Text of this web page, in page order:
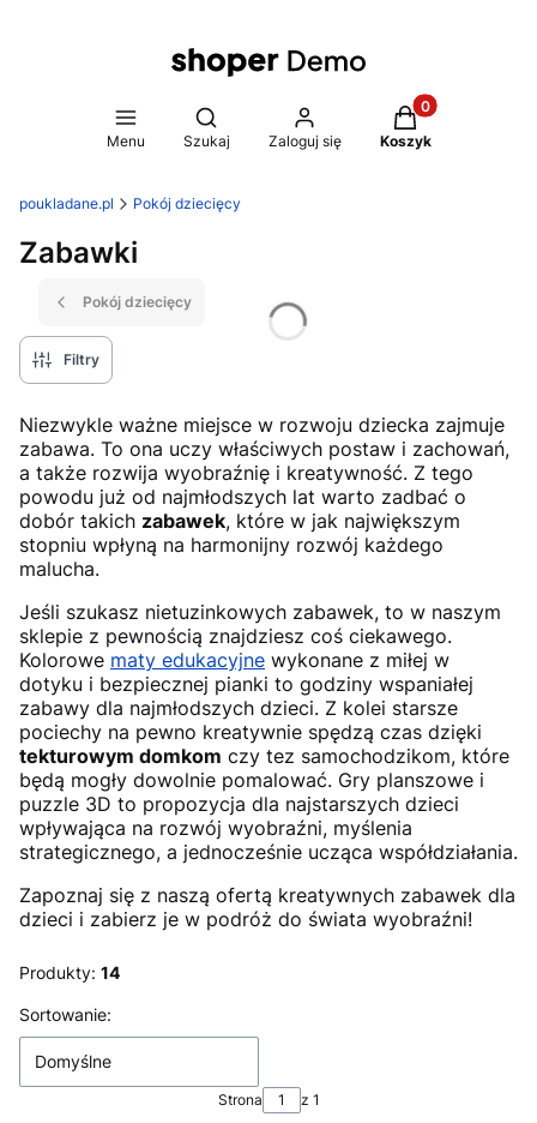
Menu
Otwórz wyszukiwarkę
Szukaj Zaloguj się
Produkty w
Koszyk
poukladane.pl Pokój dziecięcy
Zabawki
Pokój dziecięcy
Filtry
Niezwykle ważne miejsce w rozwoju dziecka zajmuje
zabawa. To ona uczy właściwych postaw i zachowań,
a także rozwija wyobraźnię i kreatywność. Z tego
powodu już od najmłodszych lat warto zadbać o
dobór takich zabawek, które w jak największym
stopniu wpłyną na harmonijny rozwój każdego
malucha.
Jeśli szukasz nietuzinkowych zabawek, to w naszym
sklepie z pewnością znajdziesz coś ciekawego.
Kolorowe maty edukacyjne wykonane z miłej w
dotyku i bezpiecznej pianki to godziny wspaniałej
zabawy dla najmłodszych dzieci. Z kolei starsze
pociechy na pewno kreatywnie spędzą czas dzięki
tekturowym domkom czy tez samochodzikom, które
będą mogły dowolnie pomalować. Gry planszowe i
puzzle 3D to propozycja dla najstarszych dzieci
wpływająca na rozwój wyobraźni, myślenia
strategicznego, a jednocześnie ucząca współdziałania.
Zapoznaj się z naszą ofertą kreatywnych zabawek dla
dzieci i zabierz je w podróż do świata wyobraźni!
Produkty: 14
Lista produktów
Sortowanie:
Domyślne
Strona z 1